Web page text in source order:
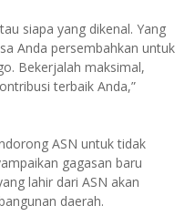
siapa yang dikenal. Yang
Anda persembahkan untuk
Bekerjalah maksimal,
terbaik Anda,”
ASN untuk tidak
gagasan baru
lahir dari ASN akan
daerah.